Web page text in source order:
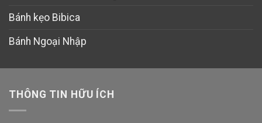
Bánh kẹo Bibica
Bánh Ngoại Nhập
THÔNG TIN HỮU ÍCH